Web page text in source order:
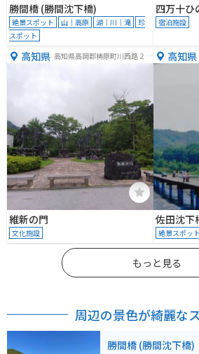
勝間橋 (勝間沈下橋)
絶景スポット 山｜高原 湖｜川｜滝
珍
スポット
四万十ひ
宿泊施設
高知県 高知県高岡郡梼原町川西路２３
維新の門
文化施設
高知県
佐田沈下
絶景スポット
もっと見る
周辺の景色が綺麗な
勝間橋 (勝間沈下橋)